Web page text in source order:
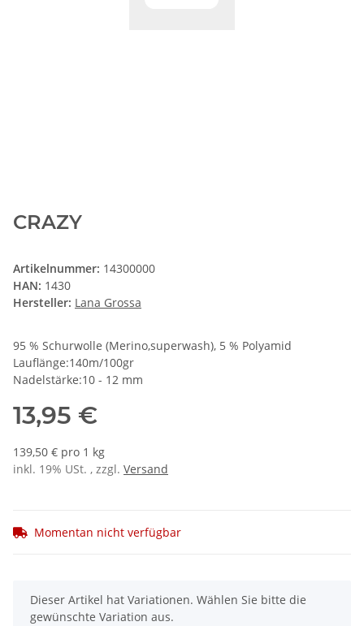
CRAZY
Artikelnummer: 14300000
HAN: 1430
Hersteller: Lana Grossa
95 % Schurwolle (Merino,superwash), 5 % Polyamid
Lauflänge:140m/100gr
Nadelstärke:10 - 12 mm
13,95 €
139,50 € pro 1 kg
inkl. 19% USt. , zzgl. Versand
Momentan nicht verfügbar
x
Dieser Artikel hat Variationen. Wählen Sie bitte die
gewünschte Variation aus.